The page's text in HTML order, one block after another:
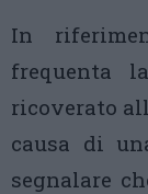
In
frequenta
ricoverato
causa di
segnalare